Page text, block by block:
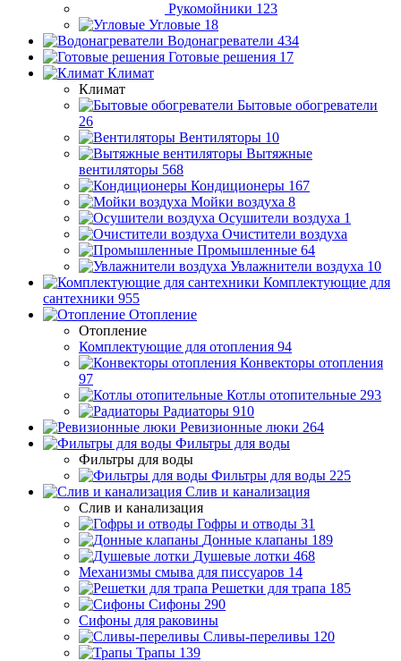
Рукомойники 123
Угловые 18
Водонагреватели 434
Готовые решения 17
Климат
Климат
Бытовые обогреватели
26
Вентиляторы 10
Вытяжные
вентиляторы 568
Кондиционеры 167
Мойки воздуха 8
Осушители воздуха 1
Очистители воздуха
Промышленные 64
Увлажнители воздуха 10
Комплектующие для
сантехники 955
Отопление
Отопление
Комплектующие для отопления 94
Конвекторы отопления
97
Котлы отопительные 293
Радиаторы 910
Ревизионные люки 264
Фильтры для воды
Фильтры для воды
Фильтры для воды 225
Слив и канализация
Слив и канализация
Гофры и отводы 31
Донные клапаны 189
Душевые лотки 468
Механизмы смыва для писсуаров 14
Решетки для трапа 185
Сифоны 290
Сифоны для раковины
Сливы-переливы 120
Трапы 139